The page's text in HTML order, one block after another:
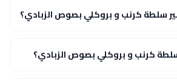
سلطة كرنب و بروكلي بصوص الزبادي؟
كرنب و بروكلي بصوص الزبادي؟